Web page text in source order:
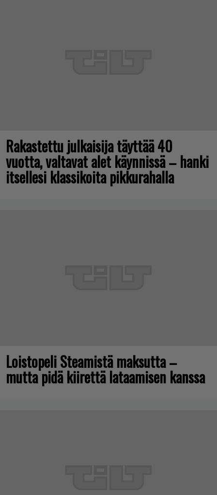
Rakastettu julkaisija täyttää 40
vuotta, valtavat alet käynnissä – hanki
itsellesi klassikoita pikkurahalla
Loistopeli Steamistä maksutta –
mutta pidä kiirettä lataamisen kanssa